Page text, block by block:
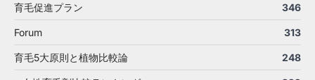
育毛促進プラン 346
Forum 313
育毛5大原則と植物比較論 248